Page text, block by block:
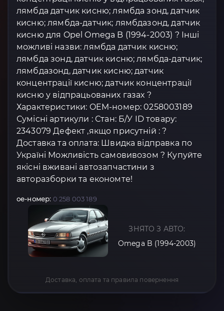
лямбда датчик кисню; лямбда зонд, датчик
кисню; лямбда-датчик; лямбдазонд, датчик
кисню для Opel Omega B (1994-2003) ? Інші
можливі назви: лямбда датчик кисню;
лямбда зонд, датчик кисню; лямбда-датчик;
лямбдазонд, датчик кисню; датчик
концентрації кисню; датчик концентрації
кисню у відпрацьованих газах ?
Характеристики: OEM-номер: 0258003189
Сумісні артикули : Стан: Б/У ID товару:
2343079 Дефект ,якщо присутній : ?
Доставка та оплата: Швидка відправка по
Україні Можливість самовивозом ? Купуйте
якісні вживані автозапчастини з
авторазборки та економте!
oe-номер: 0 258 003 189
ЗНЯТО З АВТО:
Omega B (1994-2003)
Доставка, оплата та правила повернення